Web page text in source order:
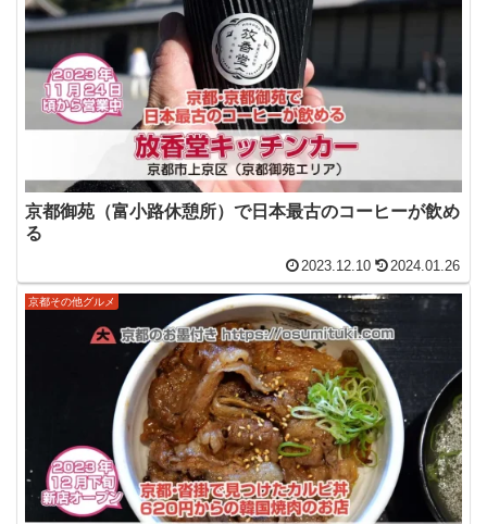
京都御苑（富小路休憩所）で日本最古のコーヒーが飲め
る
2023.12.10 2024.01.26
京都その他グルメ